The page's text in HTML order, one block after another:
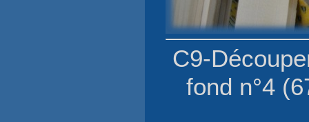
C9-
fond n°4